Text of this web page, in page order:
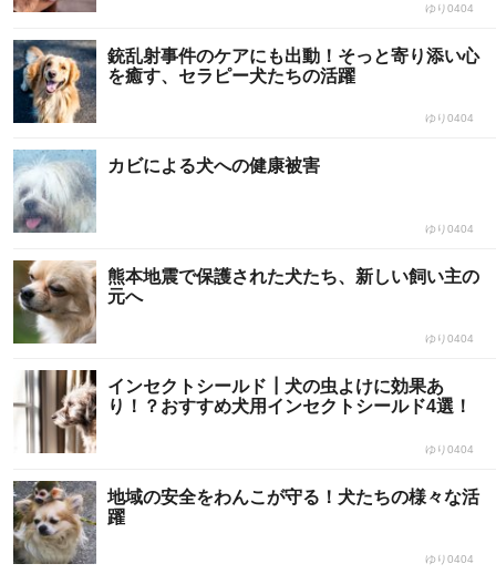
ゆり0404
銃乱射事件のケアにも出動！そっと寄り添い心
を癒す、セラピー犬たちの活躍
ゆり0404
カビによる犬への健康被害
ゆり0404
熊本地震で保護された犬たち、新しい飼い主の
元へ
ゆり0404
インセクトシールド┃犬の虫よけに効果あ
り！？おすすめ犬用インセクトシールド4選！
ゆり0404
地域の安全をわんこが守る！犬たちの様々な活
躍
ゆり0404